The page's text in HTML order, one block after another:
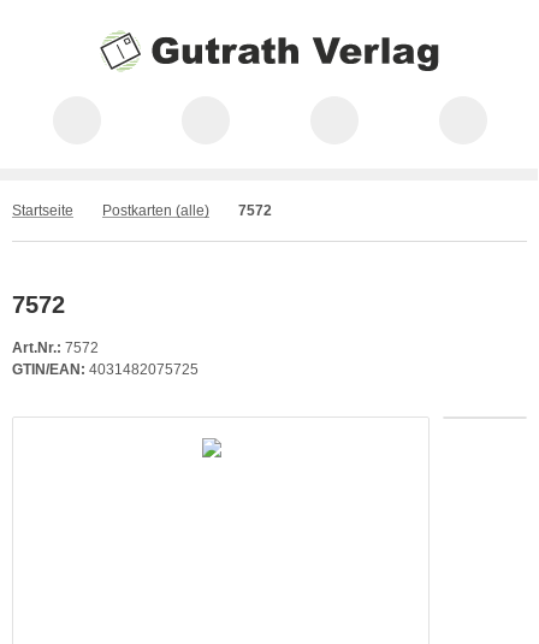
Startseite Postkarten (alle) 7572
7572
Art.Nr.: 7572
GTIN/EAN: 4031482075725